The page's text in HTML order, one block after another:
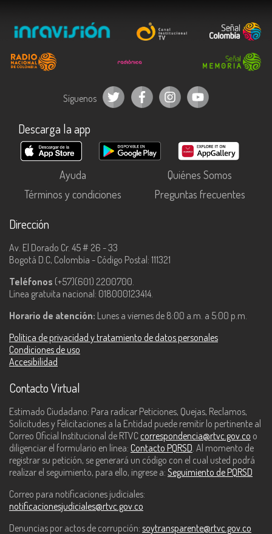
Síguenos
Descarga la app
Ayuda
Quiénes Somos
Términos y condiciones
Preguntas frecuentes
Dirección
Av. El Dorado Cr. 45 # 26 - 33
Bogotá D.C, Colombia - Código Postal: 111321
Teléfonos (+57)(601) 2200700.
Línea gratuita nacional: 018000123414.
Horario de atención: Lunes a viernes de 8:00 a.m. a 5:00 p.m.
Política de privacidad y tratamiento de datos personales
Condiciones de uso
Accesibilidad
Contacto Virtual
Estimado Ciudadano: Para radicar Peticiones, Quejas, Reclamos,
Solicitudes y Felicitaciones a la Entidad puede remitir lo pertinente al
Correo Oficial Institucional de RTVC correspondencia@rtvc.gov.co o
diligenciar el formulario en línea: Contacto PQRSD. Al momento de
registrar su petición, se generará un código con el cual usted podrá
realizar el seguimiento, para ello, ingrese a: Seguimiento de PQRSD
Correo para notificaciones judiciales:
notificacionesjudiciales@rtvc.gov.co
Denuncias por actos de corrupción: soytransparente@rtvc.gov.co